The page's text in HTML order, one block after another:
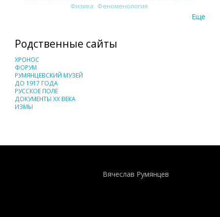
Физика Феноменология
Еще
Родственные сайты
ХРОНОС
ФОРУМ
РУМЯНЦЕВСКИЙ МУЗЕЙ
ДО 1917 ГОДА
РУССКОЕ ПОЛЕ
ДОКУМЕНТЫ XX ВЕКА
ИЗМЫ
Вячеслав Румянцев